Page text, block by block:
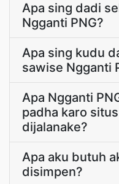
Apa sing dadi
Ngganti PNG?
Apa sing kudu
sawise Ngganti
Apa Ngganti
padha karo
dijalanake?
Apa aku butuh
disimpen?